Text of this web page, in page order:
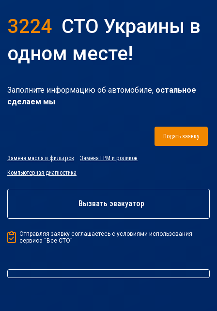
3224 СТО Украины в
одном месте!
Заполните информацию об автомобиле, остальное
сделаем мы
Подать заявку
Замена масла и фильтров Замена ГРМ и роликов
Компьютерная диагностика
Вызвать эвакуатор
Отправляя заявку соглашаетесь с условиями использования
сервиса “Все СТО”